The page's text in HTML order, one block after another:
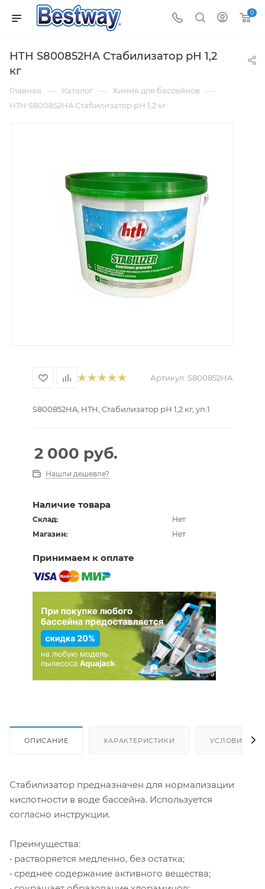
0
HTH S800852HA Стабилизатор рН 1,2
кг
Главная — Каталог — Химия для бассейнов —
HTH S800852HA Стабилизатор рН 1,2 кг
Артикул: S800852HA
S800852HA, HTH, Стабилизатор рН 1,2 кг, уп.1
2 000 руб.
Нашли дешевле?
Наличие товара
Склад:
Нет
Магазин:
Нет
Принимаем к оплате
ОПИСАНИЕ ХАРАКТЕРИСТИКИ УСЛОВИЯ
Стабилизатор предназначен для нормализации
кислотности в воде бассейна. Используется
согласно инструкции.
Преимущества:
• растворяется медленно, без остатка;
• среднее содержание активного вещества;